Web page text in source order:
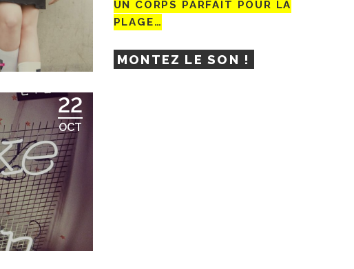
22
OCT
UN CORPS PARFAIT POUR LA
PLAGE…
MONTEZ LE SON !